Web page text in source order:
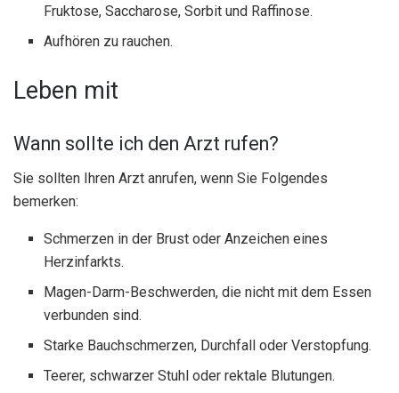
Fruktose, Saccharose, Sorbit und Raffinose.
Aufhören zu rauchen.
Leben mit
Wann sollte ich den Arzt rufen?
Sie sollten Ihren Arzt anrufen, wenn Sie Folgendes
bemerken:
Schmerzen in der Brust oder Anzeichen eines
Herzinfarkts.
Magen-Darm-Beschwerden, die nicht mit dem Essen
verbunden sind.
Starke Bauchschmerzen, Durchfall oder Verstopfung.
Teerer, schwarzer Stuhl oder rektale Blutungen.